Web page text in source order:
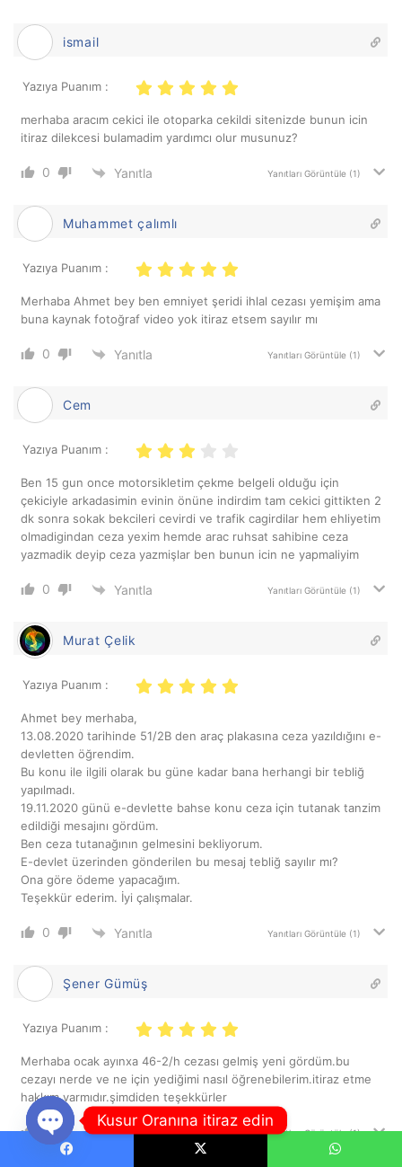
ismail
Yazıya Puanım :
merhaba aracım cekici ile otoparka cekildi sitenizde bunun icin
itiraz dilekcesi bulamadim yardımcı olur musunuz?
0 Yanıtla Yanıtları Görüntüle (1)
Muhammet çalımlı
Yazıya Puanım :
Merhaba Ahmet bey ben emniyet şeridi ihlal cezası yemişim ama
buna kaynak fotoğraf video yok itiraz etsem sayılır mı
0 Yanıtla Yanıtları Görüntüle (1)
Cem
Yazıya Puanım :
Ben 15 gun once motorsikletim çekme belgeli olduğu için
çekiciyle arkadasimin evinin önüne indirdim tam cekici gittikten 2
dk sonra sokak bekcileri cevirdi ve trafik cagirdilar hem ehliyetim
olmadigindan ceza yexim hemde arac ruhsat sahibine ceza
yazmadik deyip ceza yazmişlar ben bunun icin ne yapmaliyim
0 Yanıtla Yanıtları Görüntüle (1)
Murat Çelik
Yazıya Puanım :
Ahmet bey merhaba,
13.08.2020 tarihinde 51/2B den araç plakasına ceza yazıldığını e-
devletten öğrendim.
Bu konu ile ilgili olarak bu güne kadar bana herhangi bir tebliğ
yapılmadı.
19.11.2020 günü e-devlette bahse konu ceza için tutanak tanzim
edildiği mesajını gördüm.
Ben ceza tutanağının gelmesini bekliyorum.
E-devlet üzerinden gönderilen bu mesaj tebliğ sayılır mı?
Ona göre ödeme yapacağım.
Teşekkür ederim. İyi çalışmalar.
0 Yanıtla Yanıtları Görüntüle (1)
Şener Gümüş
Yazıya Puanım :
Merhaba ocak ayınxa 46-2/h cezası gelmiş yeni gördüm.bu
cezayı nerde ve ne için yediğimi nasıl öğrenebilerim.itiraz etme
hakkım varmıdır.şimdiden teşekkürler
1 Yanıtla Yanıtları Görüntüle(1)
Kusur Oranına itiraz edin
Open